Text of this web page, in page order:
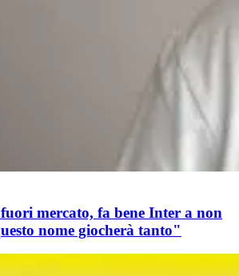
mercato, fa bene Inter a non
nome giocherà tanto"